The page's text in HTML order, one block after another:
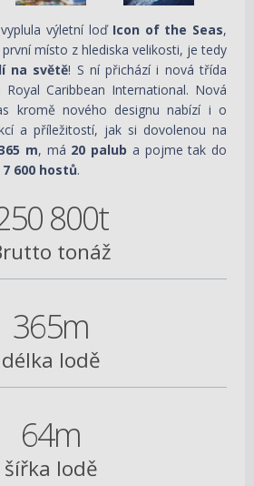
výletní loď Icon of the Seas,
místo z hlediska velikosti, je tedy
na světě! S ní přichází i nová třída
Caribbean International. Nová
kromě nového designu nabízí i o
a příležitostí, jak si dovolenou na
m, má 20 palub a pojme tak do
7 600 hostů.
800t
tonáž
365m
délka lodě
64m
šířka lodě